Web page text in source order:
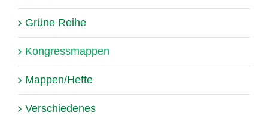
Grüne Reihe
Kongressmappen
Mappen/Hefte
Verschiedenes